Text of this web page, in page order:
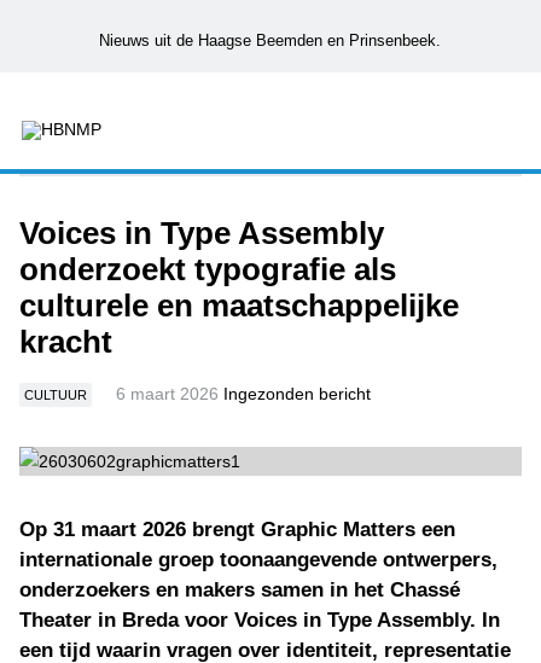
Nieuws uit de Haagse Beemden en Prinsenbeek.
Voices in Type Assembly
onderzoekt typografie als
culturele en maatschappelijke
kracht
CULTUUR 6 maart 2026 Ingezonden bericht
Op 31 maart 2026 brengt Graphic Matters een
internationale groep toonaangevende ontwerpers,
onderzoekers en makers samen in het Chassé
Theater in Breda voor Voices in Type Assembly. In
een tijd waarin vragen over identiteit, representatie